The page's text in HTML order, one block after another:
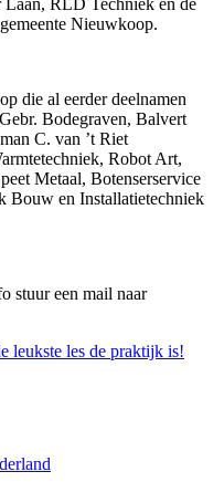
Laan, RLD Techniek en de
Nieuwkoop.
die al eerder deelnamen
Bodegraven, Balvert
C. van ’t Riet
Robot Art,
Metaal, Botenserservice
Bouw en Installatietechniek
stuur een mail naar
leukste les de praktijk is!